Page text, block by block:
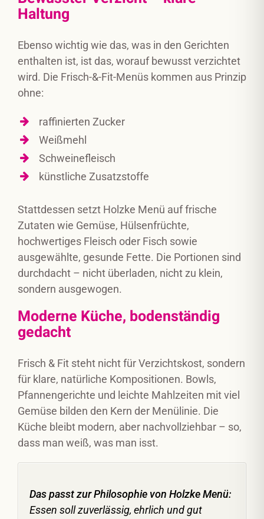
Haltung
Ebenso wichtig wie das, was in den Gerichten
enthalten ist, ist das, worauf bewusst verzichtet
wird. Die Frisch-&-Fit-Menüs kommen aus Prinzip
ohne:
raffinierten Zucker
Weißmehl
Schweinefleisch
künstliche Zusatzstoffe
Stattdessen setzt Holzke Menü auf frische
Zutaten wie Gemüse, Hülsenfrüchte,
hochwertiges Fleisch oder Fisch sowie
ausgewählte, gesunde Fette. Die Portionen sind
durchdacht – nicht überladen, nicht zu klein,
sondern ausgewogen.
Moderne Küche, bodenständig
gedacht
Frisch & Fit steht nicht für Verzichtskost, sondern
für klare, natürliche Kompositionen. Bowls,
Pfannengerichte und leichte Mahlzeiten mit viel
Gemüse bilden den Kern der Menülinie. Die
Küche bleibt modern, aber nachvollziehbar – so,
dass man weiß, was man isst.
Das passt zur Philosophie von Holzke Menü:
Essen soll zuverlässig, ehrlich und gut